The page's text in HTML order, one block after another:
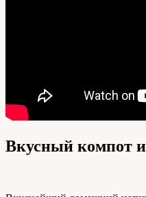
Вкусный компот